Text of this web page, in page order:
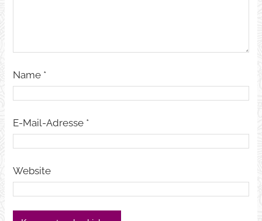
Name *
E-Mail-Adresse *
Website